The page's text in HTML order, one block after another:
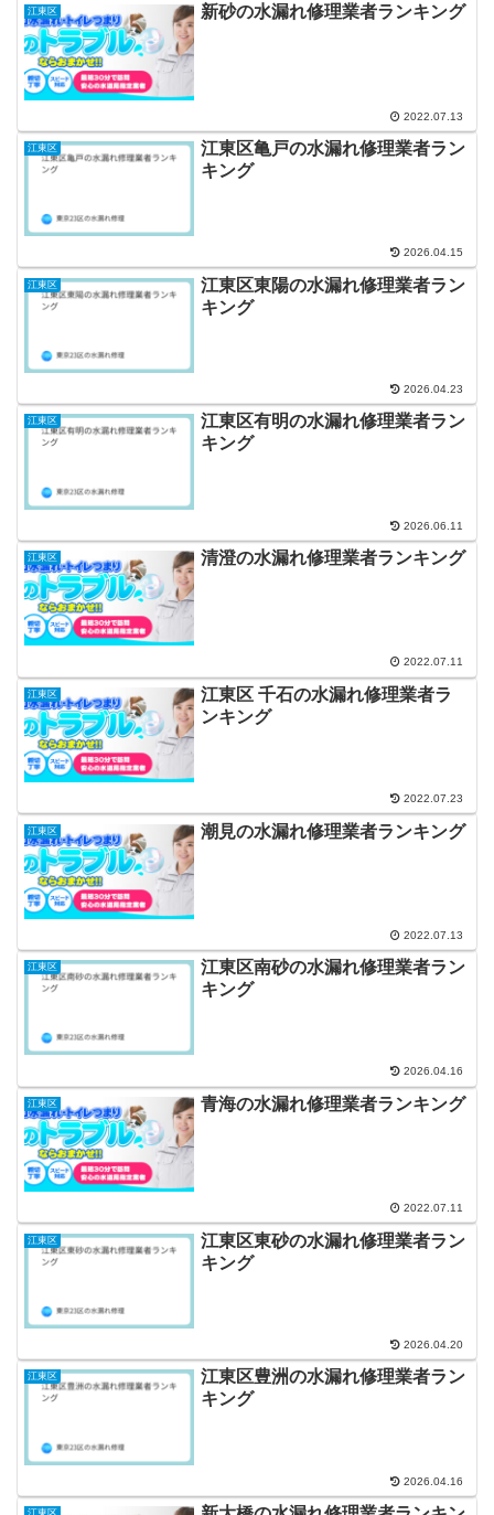
江東区 新砂の水漏れ修理業者ランキング
2022.07.13
江東区
江東区亀戸の水漏れ修理業者ラン
キング
2026.04.15
江東区
江東区東陽の水漏れ修理業者ラン
キング
2026.04.23
江東区
江東区有明の水漏れ修理業者ラン
キング
2026.06.11
江東区 清澄の水漏れ修理業者ランキング
2022.07.11
江東区
江東区 千石の水漏れ修理業者ラ
ンキング
2022.07.23
江東区 潮見の水漏れ修理業者ランキング
2022.07.13
江東区
江東区南砂の水漏れ修理業者ラン
キング
2026.04.16
江東区 青海の水漏れ修理業者ランキング
2022.07.11
江東区
江東区東砂の水漏れ修理業者ラン
キング
2026.04.20
江東区
江東区豊洲の水漏れ修理業者ラン
キング
2026.04.16